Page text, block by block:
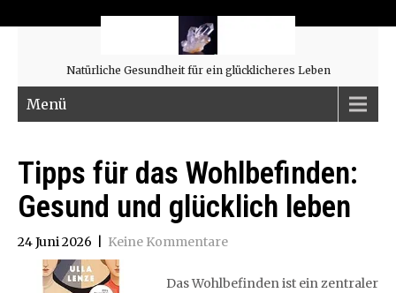
Natürliche Gesundheit für ein glücklicheres Leben
Menü
Tipps für das Wohlbefinden:
Gesund und glücklich leben
24 Juni 2026 Keine Kommentare
Das Wohlbefinden ist ein zentraler